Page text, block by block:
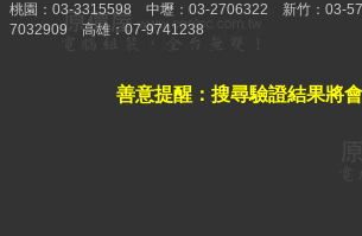
桃園：03-3315598 中壢：03-2706322 新竹：03-
7032909 高雄：07-9741238
善意提醒：搜尋驗證結果將